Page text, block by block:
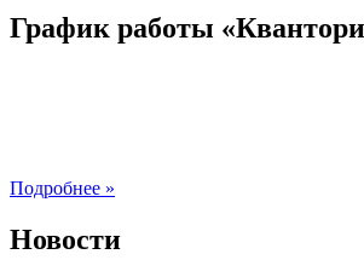
График работы
Подробнее »
Новости